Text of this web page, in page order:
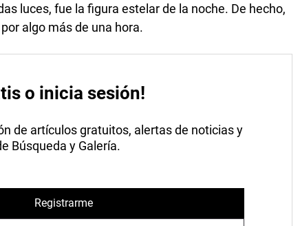
luces, fue la figura estelar de la noche. De hecho,
algo más de una hora.
o inicia sesión!
de artículos gratuitos, alertas de noticias y
Búsqueda y Galería.
Registrarme